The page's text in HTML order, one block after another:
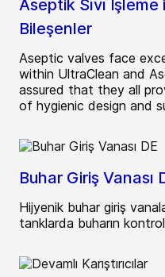
Aseptik Sıvı
Bileşenler
Aseptic valves face
within UltraClean and
assured that they all
of hygienic design and
Buhar Giriş Vanası
Hijyenik buhar giriş
tanklarda buharın